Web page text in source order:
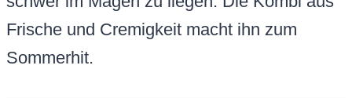
Frische und Cremigkeit macht ihn zum
Sommerhit.